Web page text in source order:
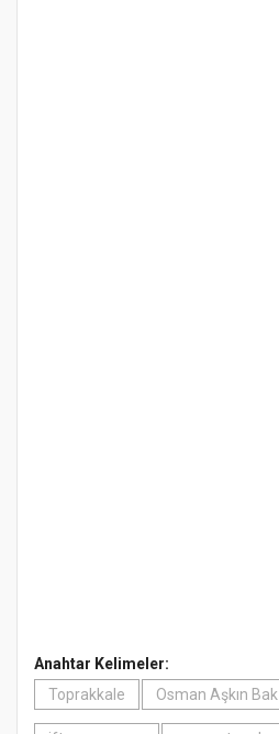
Anahtar Kelimeler:
Toprakkale
Osman Aşkın Bak